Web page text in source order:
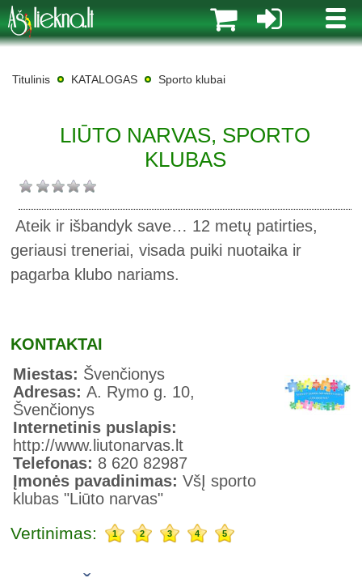
MENIU
Titulinis KATALOGAS Sporto klubai
LIŪTO NARVAS, SPORTO
KLUBAS
Ateik ir išbandyk save… 12 metų patirties,
geriausi treneriai, visada puiki nuotaika ir
pagarba klubo nariams.
KONTAKTAI
Miestas: Švenčionys
Adresas:A. Rymo g. 10,
Švenčionys
Internetinis puslapis:
http://www.liutonarvas.lt
Telefonas: 8 620 82987
Įmonės pavadinimas:VšĮ sporto
klubas "Liūto narvas"
Vertinimas: 1 2 3 4 5